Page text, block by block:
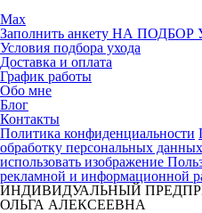
Max
Заполнить анкету НА
Условия подбора ухода
Доставка и оплата
График работы
Обо мне
Блог
Контакты
Политика конфиденциальности
обработку персональных
использовать изображение
рекламной и информационной
ИНДИВИДУАЛЬНЫЙ
ОЛЬГА АЛЕКСЕЕВНА